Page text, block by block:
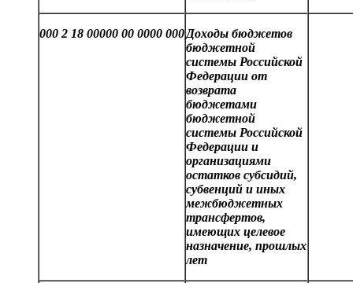
000 2 18 00000 00 0000 000Доходы бюджетов
бюджетной
системы Российской
Федерации от
возврата
бюджетами
бюджетной
системы Российской
Федерации и
организациями
остатков субсидий,
субвенций и иных
межбюджетных
трансфертов,
имеющих целевое
назначение, прошлых
лет